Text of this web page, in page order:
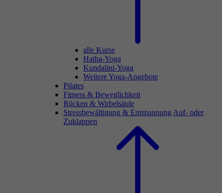
alle Kurse
Hatha-Yoga
Kundalini-Yoga
Weitere Yoga-Angebote
Pilates
Fitness & Beweglichkeit
Rücken & Wirbelsäule
Stressbewältigung & Entspannung Auf- oder
Zuklappen